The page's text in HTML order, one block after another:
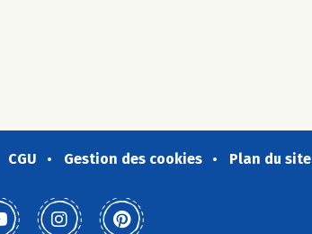
CGU Gestion des cookies Plan du site